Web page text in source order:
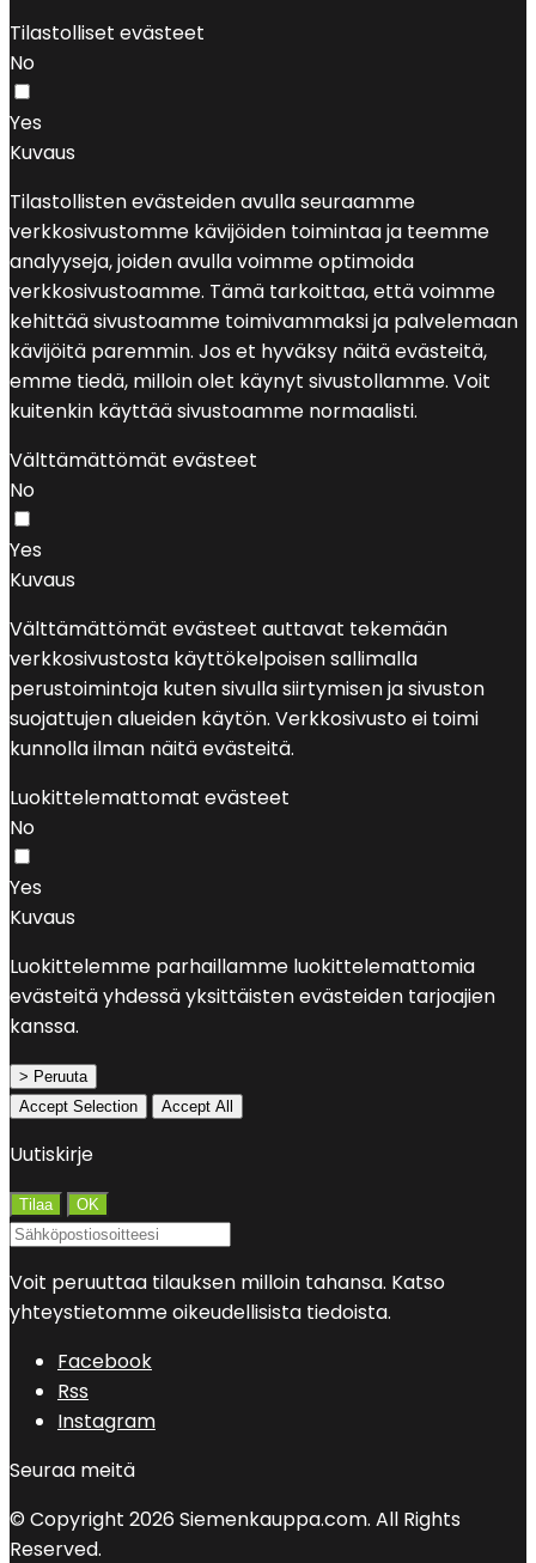
Tilastolliset evästeet
No
Yes
Kuvaus
Tilastollisten evästeiden avulla seuraamme
verkkosivustomme kävijöiden toimintaa ja teemme
analyyseja, joiden avulla voimme optimoida
verkkosivustoamme. Tämä tarkoittaa, että voimme
kehittää sivustoamme toimivammaksi ja palvelemaan
kävijöitä paremmin. Jos et hyväksy näitä evästeitä,
emme tiedä, milloin olet käynyt sivustollamme. Voit
kuitenkin käyttää sivustoamme normaalisti.
Välttämättömät evästeet
No
Yes
Kuvaus
Välttämättömät evästeet auttavat tekemään
verkkosivustosta käyttökelpoisen sallimalla
perustoimintoja kuten sivulla siirtymisen ja sivuston
suojattujen alueiden käytön. Verkkosivusto ei toimi
kunnolla ilman näitä evästeitä.
Luokittelemattomat evästeet
No
Yes
Kuvaus
Luokittelemme parhaillamme luokittelemattomia
evästeitä yhdessä yksittäisten evästeiden tarjoajien
kanssa.
> Peruuta
Accept Selection
Accept All
Uutiskirje
Voit peruuttaa tilauksen milloin tahansa. Katso
yhteystietomme oikeudellisista tiedoista.
Facebook
Rss
Instagram
Seuraa meitä
© Copyright 2026 Siemenkauppa.com. All Rights
Reserved.